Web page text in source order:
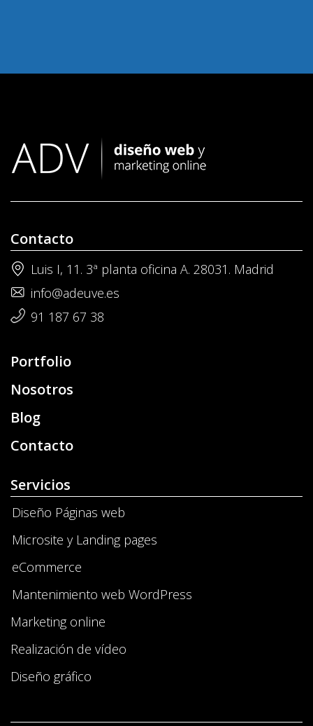
Contacto
Luis I, 11. 3ª planta oficina A. 28031. Madrid
info@adeuve.es
91 187 67 38
Portfolio
Nosotros
Blog
Contacto
Servicios
Diseño Páginas web
Microsite y Landing pages
eCommerce
Mantenimiento web WordPress
Marketing online
Realización de vídeo
Diseño gráfico